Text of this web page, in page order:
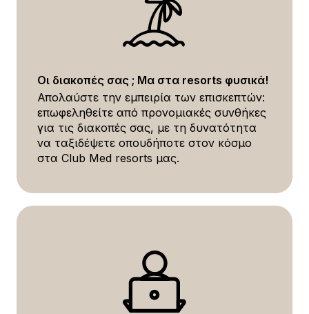
Οι διακοπές σας ; Μα στα resorts φυσικά!
Απολαύστε την εμπειρία των επισκεπτών:
επωφεληθείτε από προνομιακές συνθήκες
για τις διακοπές σας, με τη δυνατότητα
να ταξιδέψετε οπουδήποτε στον κόσμο
στα Club Med resorts μας.